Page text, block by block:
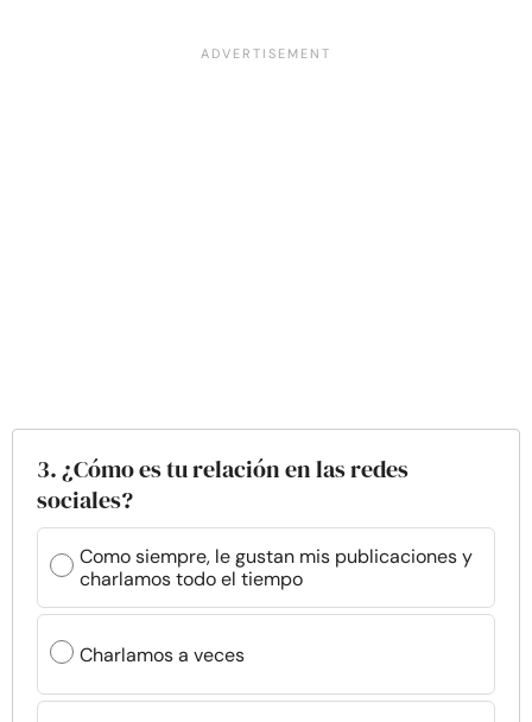
3. ¿Cómo es tu relación en las redes
sociales?
Como siempre, le gustan mis publicaciones y
charlamos todo el tiempo
Charlamos a veces